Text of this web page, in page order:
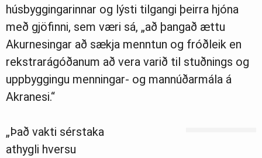
húsbyggingarinnar og lýsti tilgangi þeirra hjóna
með gjöfinni, sem væri sá, „að þangað ættu
Akurnesingar að sækja menntun og fróðleik en
rekstrarágóðanum að vera varið til stuðnings og
uppbyggingu menningar- og mannúðarmála á
Akranesi.“
„Það vakti sérstaka
athygli hversu